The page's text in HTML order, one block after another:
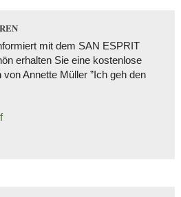
mit dem SAN ESPRIT
erhalten Sie eine kostenlose
Annette Müller ”Ich geh den